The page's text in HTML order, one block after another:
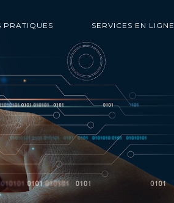
PRATIQUES SERVICES EN LIGNE